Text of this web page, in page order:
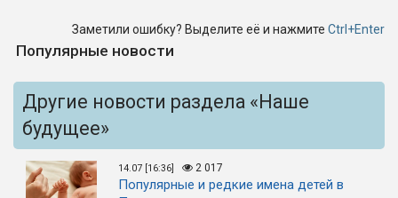
Заметили ошибку? Выделите её и нажмите Ctrl+Enter
Популярные новости
Другие новости раздела «Наше
будущее»
14.07 [16:36] 2 017
Популярные и редкие имена детей в